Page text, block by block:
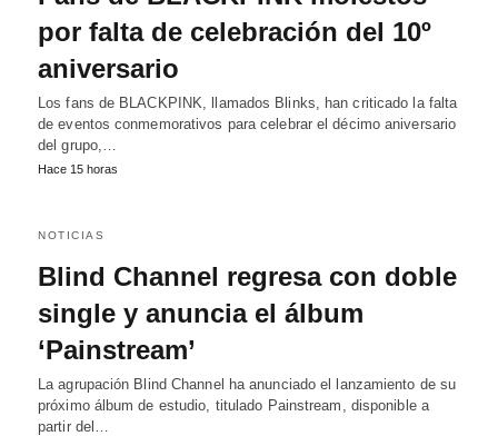
por falta de celebración del 10º
aniversario
Los fans de BLACKPINK, llamados Blinks, han criticado la falta
de eventos conmemorativos para celebrar el décimo aniversario
del grupo,…
Hace 15 horas
NOTICIAS
Blind Channel regresa con doble
single y anuncia el álbum
‘Painstream’
La agrupación Blind Channel ha anunciado el lanzamiento de su
próximo álbum de estudio, titulado Painstream, disponible a
partir del…